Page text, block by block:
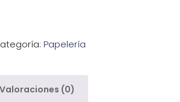
Papelería
Valoraciones (0)